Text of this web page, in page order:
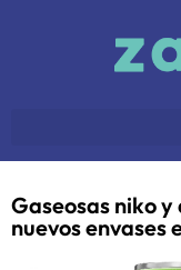
Gaseosas niko
nuevos envases